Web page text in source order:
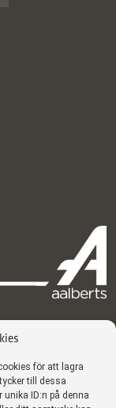
för att lagra
till dessa
ID:n på denna